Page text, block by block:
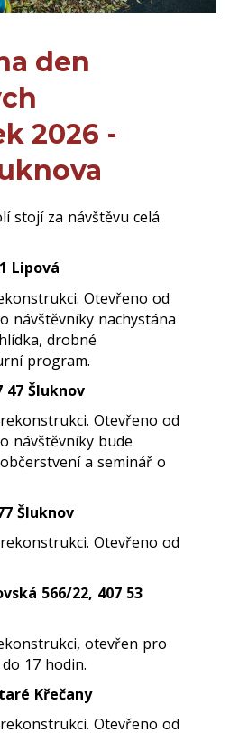
den
2026 -
stojí za návštěvu celá
Lipová
Otevřeno od
návštěvníky nachystána
drobné
program.
47 Šluknov
Otevřeno od
návštěvníky bude
a seminář o
Šluknov
Otevřeno od
566/22, 407 53
otevřen pro
17 hodin.
Křečany
Otevřeno od